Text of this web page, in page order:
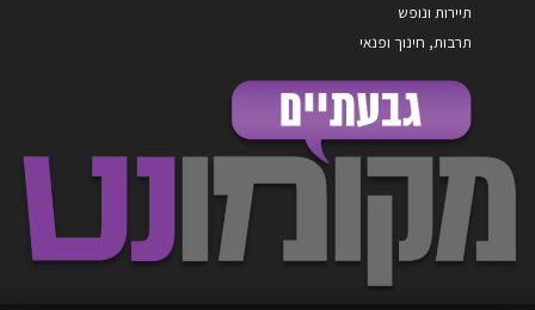
תיירות ונופש
תרבות, חינוך ופנאי